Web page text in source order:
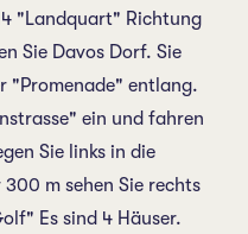
"Landquart" Richtung
Sie Davos Dorf. Sie
"Promenade" entlang.
ein und fahren
Sie links in die
m sehen Sie rechts
Es sind 4 Häuser.